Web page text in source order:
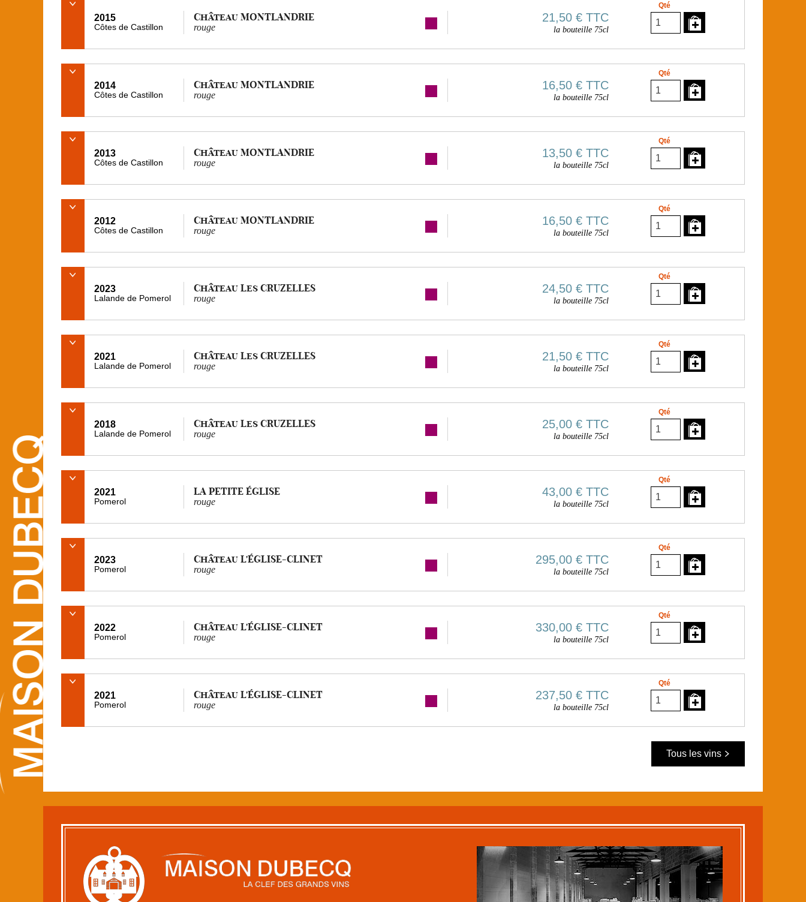
2015
Côtes de Castillon
Château MONTLANDRIE
rouge
21,50 € TTC
la bouteille 75cl
Qté
2014
Côtes de Castillon
Château MONTLANDRIE
rouge
16,50 € TTC
la bouteille 75cl
Qté
2013
Côtes de Castillon
Château MONTLANDRIE
rouge
13,50 € TTC
la bouteille 75cl
Qté
2012
Côtes de Castillon
Château MONTLANDRIE
rouge
16,50 € TTC
la bouteille 75cl
Qté
2023
Lalande de Pomerol
Château Les CRUZELLES
rouge
24,50 € TTC
la bouteille 75cl
Qté
2021
Lalande de Pomerol
Château Les CRUZELLES
rouge
21,50 € TTC
la bouteille 75cl
Qté
2018
Lalande de Pomerol
Château Les CRUZELLES
rouge
25,00 € TTC
la bouteille 75cl
Qté
2021
Pomerol
LA PETITE ÉGLISE
rouge
43,00 € TTC
la bouteille 75cl
Qté
2023
Pomerol
Château L'ÉGLISE-CLINET
rouge
295,00 € TTC
la bouteille 75cl
Qté
2022
Pomerol
Château L'ÉGLISE-CLINET
rouge
330,00 € TTC
la bouteille 75cl
Qté
2021
Pomerol
Château L'ÉGLISE-CLINET
rouge
237,50 € TTC
la bouteille 75cl
Qté
Tous les vins